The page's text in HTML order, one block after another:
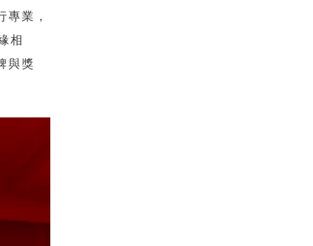
業，
相
與獎